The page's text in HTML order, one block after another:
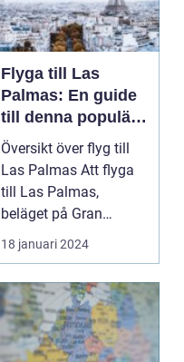
Flyga till Las
Palmas: En guide
till denna populära
destination
Översikt över flyg till
Las Palmas Att flyga
till Las Palmas,
beläget på Gran
Canaria i Spanien, er...
18 januari 2024